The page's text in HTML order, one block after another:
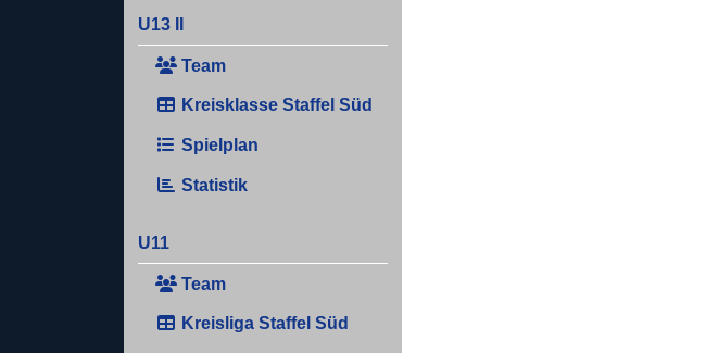
U13 II
Team
Kreisklasse Staffel Süd
Spielplan
Statistik
U11
Team
Kreisliga Staffel Süd